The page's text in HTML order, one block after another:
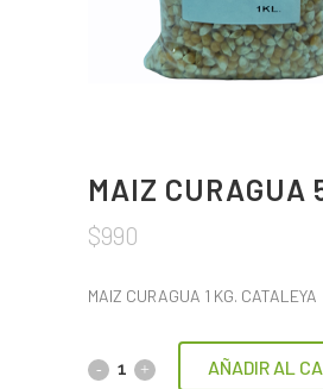
MAIZ CURAGUA
$990
MAIZ CURAGUA 1 KG. CATALEYA
AÑADIR AL